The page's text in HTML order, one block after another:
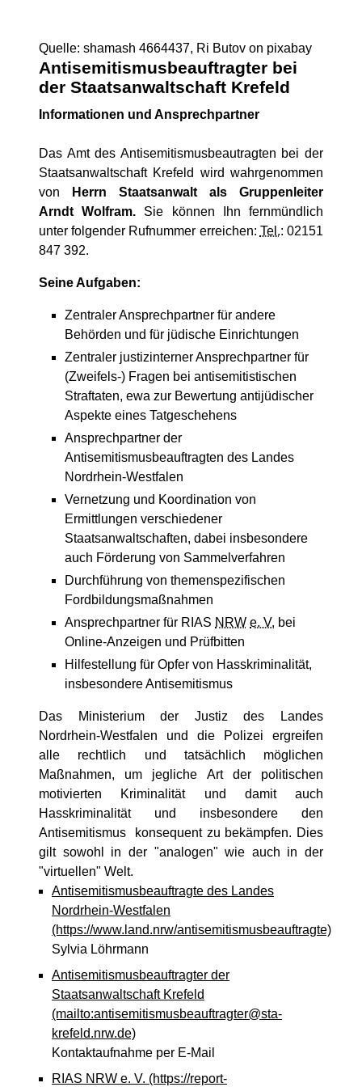
Quelle: shamash 4664437, Ri Butov on pixabay
Antisemitismusbeauftragter bei
der Staatsanwaltschaft Krefeld
Informationen und Ansprechpartner
Das Amt des Antisemitismusbeautragten bei der
Staatsanwaltschaft Krefeld wird wahrgenommen
von
Herrn Staatsanwalt als Gruppenleiter
Arndt Wolfram. Sie können Ihn fernmündlich
unter folgender Rufnummer erreichen: Tel.: 02151
847 392.
Seine Aufgaben:
Zentraler Ansprechpartner für andere
Behörden und für jüdische Einrichtungen
Zentraler justizinterner Ansprechpartner für
(Zweifels-) Fragen bei antisemitistischen
Straftaten, ewa zur Bewertung antijüdischer
Aspekte eines Tatgeschehens
Ansprechpartner der
Antisemitismusbeauftragten des Landes
Nordrhein-Westfalen
Vernetzung und Koordination von
Ermittlungen verschiedener
Staatsanwaltschaften, dabei insbesondere
auch Förderung von Sammelverfahren
Durchführung von themenspezifischen
Fordbildungsmaßnahmen
Ansprechpartner für RIAS NRW e. V. bei
Online-Anzeigen und Prüfbitten
Hilfestellung für Opfer von Hasskriminalität,
insbesondere Antisemitismus
Das Ministerium der Justiz des Landes
Nordrhein-Westfalen und die Polizei ergreifen
alle rechtlich und tatsächlich möglichen
Maßnahmen, um jegliche Art der politischen
motivierten Kriminalität und damit auch
Hasskriminalität und insbesondere den
Antisemitismus konsequent zu bekämpfen. Dies
gilt sowohl in der "analogen" wie auch in der
"virtuellen" Welt.
Antisemitismusbeauftragte des Landes
Nordrhein-Westfalen
(https://www.land.nrw/antisemitismusbeauftragte)
Sylvia Löhrmann
Antisemitismusbeauftragter der
Staatsanwaltschaft Krefeld
(mailto:antisemitismusbeauftragter@sta-
krefeld.nrw.de)
Kontaktaufnahme per E-Mail
RIAS NRW e. V. (https://report-